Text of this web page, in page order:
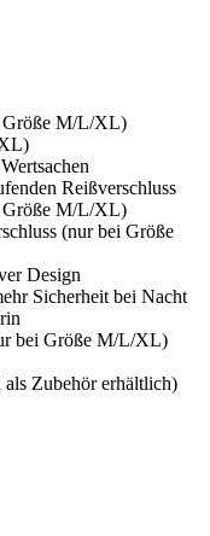
Größe M/L/XL)
Reißverschluss
Größe M/L/XL)
(nur bei Größe
Design
Sicherheit bei Nacht
bei Größe M/L/XL)
Zubehör erhältlich)